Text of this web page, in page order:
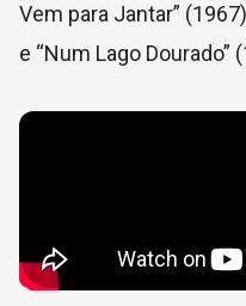
Vem para Jantar”​
e “Num Lago Dourado”​